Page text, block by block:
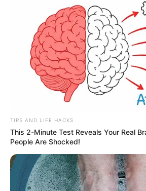
Ακολουθήστε το
News
Πατήστε στον player για να
τον Γιώργο Κουτελίνη στον
TIPS AND LIFE HACKS
This 2-Minute Test Reveals Your Real
People Are Shocked!